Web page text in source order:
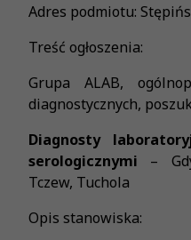
Adres podmiotu:
Treść ogłoszenia:
Grupa ALAB,
diagnostycznych,
Diagnosty
serologicznymi –
Tczew, Tuchola
Opis stanowiska: